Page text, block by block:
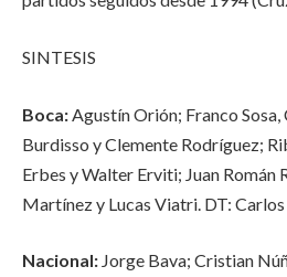
SINTESIS
Boca: Agustín Orión; Franco
Burdisso y Clemente Rodríguez;
Erbes y Walter Erviti; Juan Román
Martínez y Lucas Viatri. DT: Carlos
Nacional: Jorge Bava; Cristian